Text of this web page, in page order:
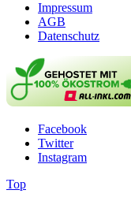
Impressum
AGB
Datenschutz
Facebook
Twitter
Instagram
Top